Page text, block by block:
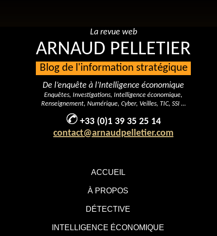
ACCUEIL
À PROPOS
DÉTECTIVE
INTELLIGENCE ÉCONOMIQUE
La revue web
ARNAUD PELLETIER
Blog de l'information stratégique
De l’enquête à l’Intelligence économique
Enquêtes, Investigations, Intelligence économique,
Renseignement, Numérique, Cyber, Veilles, TIC, SSI …
+33 (0)1 39 35 25 14
contact@arnaudpelletier.com